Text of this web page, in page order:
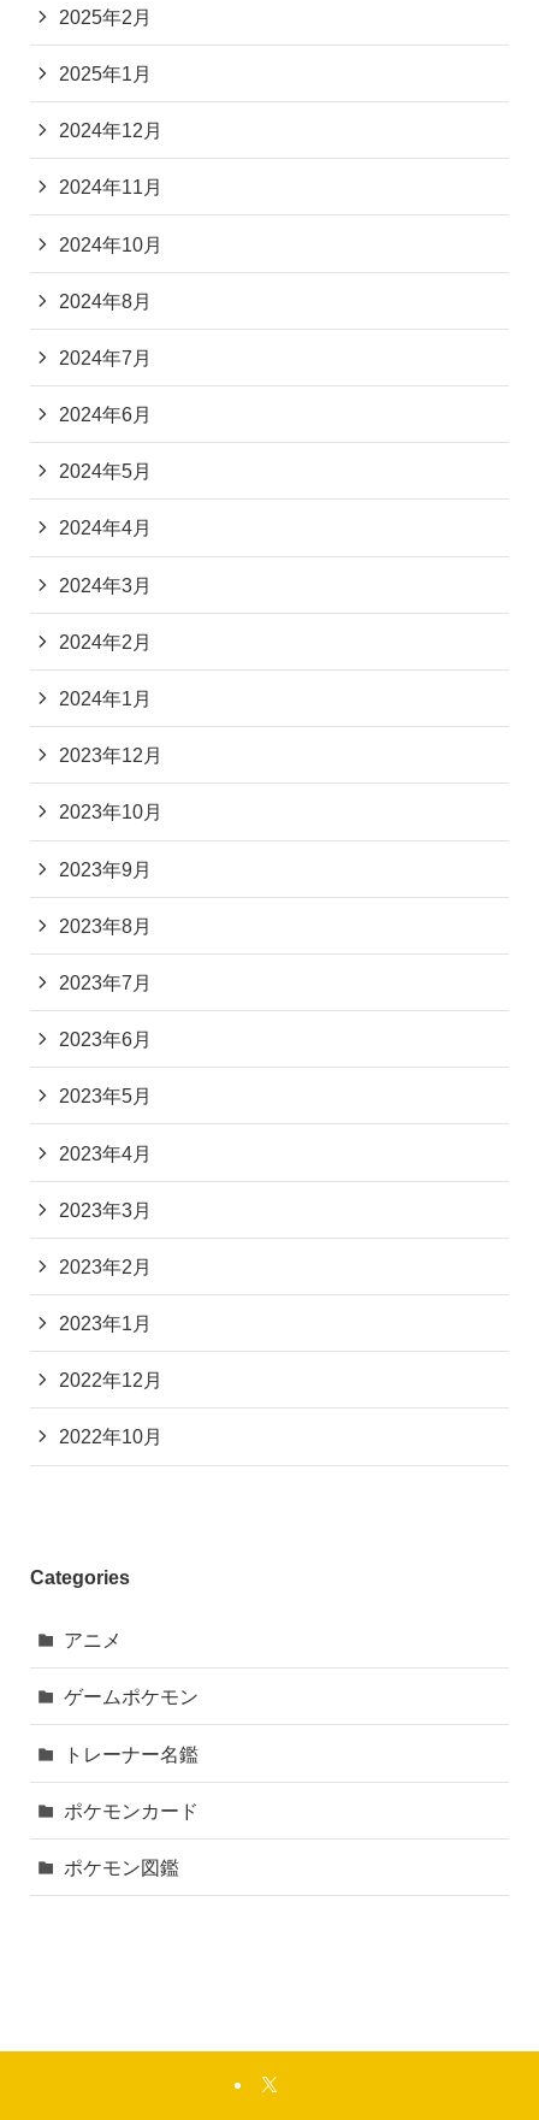
2025年2月
2025年1月
2024年12月
2024年11月
2024年10月
2024年8月
2024年7月
2024年6月
2024年5月
2024年4月
2024年3月
2024年2月
2024年1月
2023年12月
2023年10月
2023年9月
2023年8月
2023年7月
2023年6月
2023年5月
2023年4月
2023年3月
2023年2月
2023年1月
2022年12月
2022年10月
Categories
アニメ
ゲームポケモン
トレーナー名鑑
ポケモンカード
ポケモン図鑑